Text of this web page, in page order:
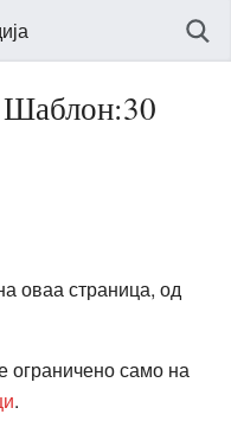
Шаблон:30
оваа страница, од
ограничено само на
.